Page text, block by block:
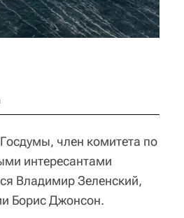
член комитета по
интересантами
Владимир Зеленский,
Борис Джонсон.